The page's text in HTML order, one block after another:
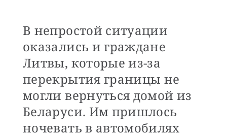
В непростой ситуации
оказались и граждане
Литвы, которые из-за
перекрытия границы не
могли вернуться домой из
Беларуси. Им пришлось
ночевать в автомобилях